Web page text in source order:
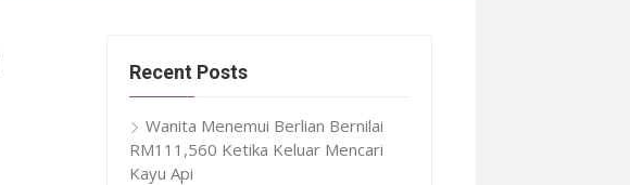
Recent Posts
Wanita Menemui Berlian Bernilai
RM111,560 Ketika Keluar Mencari
Kayu Api